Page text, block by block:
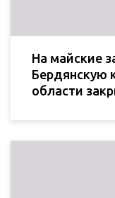
На майские
Бердянскую
области